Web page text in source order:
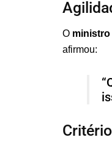
O
afirmou: